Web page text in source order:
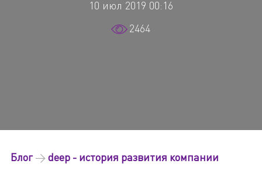
10 июл 2019 00:16
2464
Блог→ deep - история развития компании